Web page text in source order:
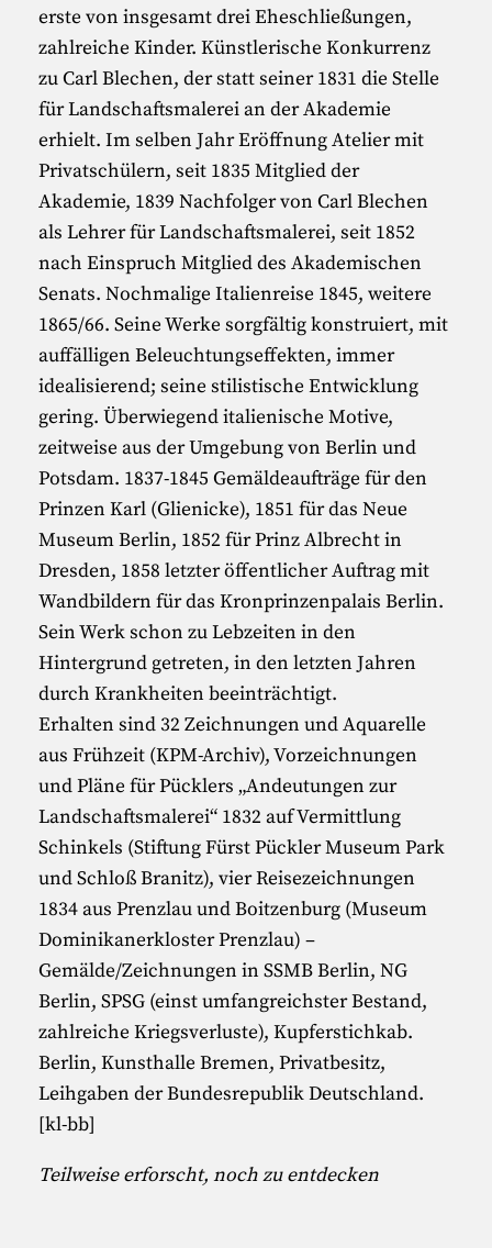
erste von insgesamt drei Eheschließungen,
zahlreiche Kinder. Künstlerische Konkurrenz
zu Carl Blechen, der statt seiner 1831 die Stelle
für Landschaftsmalerei an der Akademie
erhielt. Im selben Jahr Eröffnung Atelier mit
Privatschülern, seit 1835 Mitglied der
Akademie, 1839 Nachfolger von Carl Blechen
als Lehrer für Landschaftsmalerei, seit 1852
nach Einspruch Mitglied des Akademischen
Senats. Nochmalige Italienreise 1845, weitere
1865/66. Seine Werke sorgfältig konstruiert, mit
auffälligen Beleuchtungseffekten, immer
idealisierend; seine stilistische Entwicklung
gering. Überwiegend italienische Motive,
zeitweise aus der Umgebung von Berlin und
Potsdam. 1837-1845 Gemäldeaufträge für den
Prinzen Karl (Glienicke), 1851 für das Neue
Museum Berlin, 1852 für Prinz Albrecht in
Dresden, 1858 letzter öffentlicher Auftrag mit
Wandbildern für das Kronprinzenpalais Berlin.
Sein Werk schon zu Lebzeiten in den
Hintergrund getreten, in den letzten Jahren
durch Krankheiten beeinträchtigt.
Erhalten sind 32 Zeichnungen und Aquarelle
aus Frühzeit (KPM-Archiv), Vorzeichnungen
und Pläne für Pücklers „Andeutungen zur
Landschaftsmalerei“ 1832 auf Vermittlung
Schinkels (Stiftung Fürst Pückler Museum Park
und Schloß Branitz), vier Reisezeichnungen
1834 aus Prenzlau und Boitzenburg (Museum
Dominikanerkloster Prenzlau) –
Gemälde/Zeichnungen in SSMB Berlin, NG
Berlin, SPSG (einst umfangreichster Bestand,
zahlreiche Kriegsverluste), Kupferstichkab.
Berlin, Kunsthalle Bremen, Privatbesitz,
Leihgaben der Bundesrepublik Deutschland.
[kl-bb]
Teilweise erforscht, noch zu entdecken